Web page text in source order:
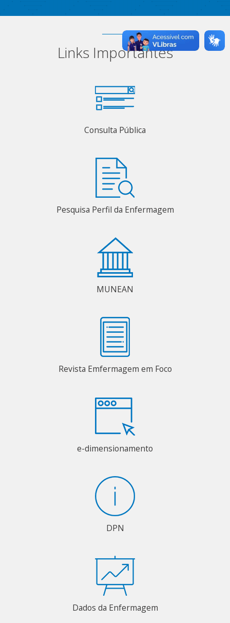
Links Importantes
Consulta Pública
Pesquisa Perfil da Enfermagem
MUNEAN
Revista Emfermagem em Foco
e-dimensionamento
DPN
Dados da Enfermagem